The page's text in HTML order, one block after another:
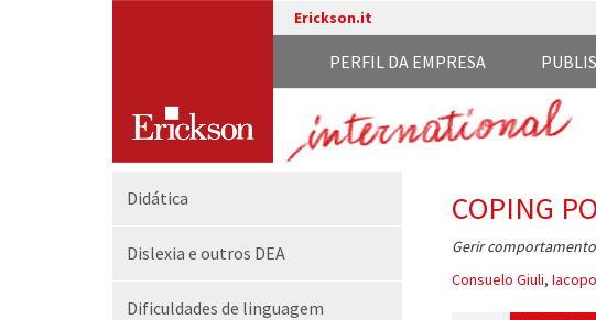
Erickson.it
PERFIL DA EMPRESA
Didática
Dislexia e outros DEA
Dificuldades de linguagem
COPING
Gerir
Consuelo Giuli,